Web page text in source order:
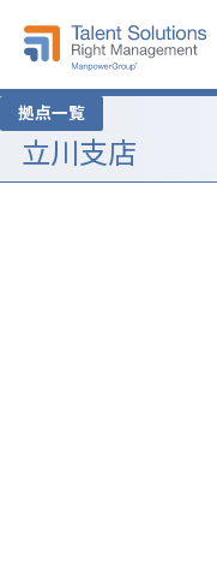
拠点一覧
立川支店